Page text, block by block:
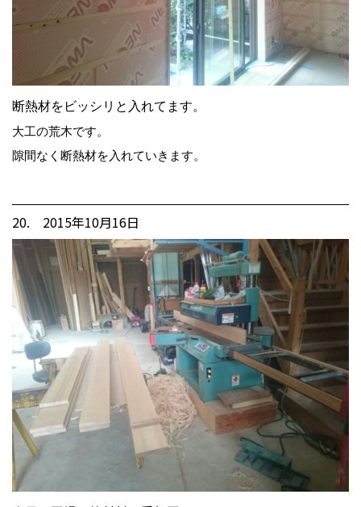
断熱材をビッシリと入れてます。
大工の荒木です。
隙間なく断熱材を入れていきます。
20. 2015年10月16日